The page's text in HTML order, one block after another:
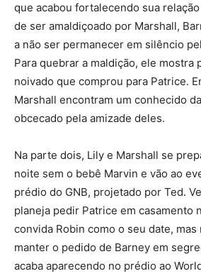
que acabou fortalecendo sua
de ser amaldiçoado por Marshall,
a não ser permanecer em silêncio
Para quebrar a maldição, ele mostra
noivado que comprou para Patrice.
Marshall encontram um conhecido
obcecado pela amizade deles.
Na parte dois, Lily e Marshall se
noite sem o bebê Marvin e vão ao
prédio do GNB, projetado por Ted.
planeja pedir Patrice em casamento
convida Robin como o seu date, mas
manter o pedido de Barney em
acaba aparecendo no prédio ao